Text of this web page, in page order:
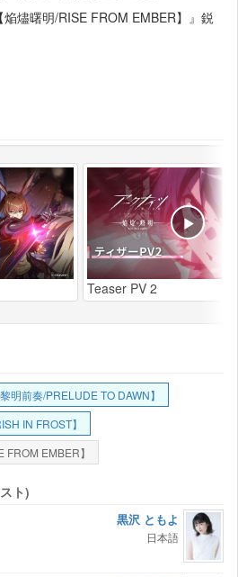
燼曙明/RISE FROM EMBER】』鋭
Teaser PV 2
明前奏/PRELUDE TO DAWN】
IN FROST】
EMBER】
ト)
黒沢 ともよ
日本語